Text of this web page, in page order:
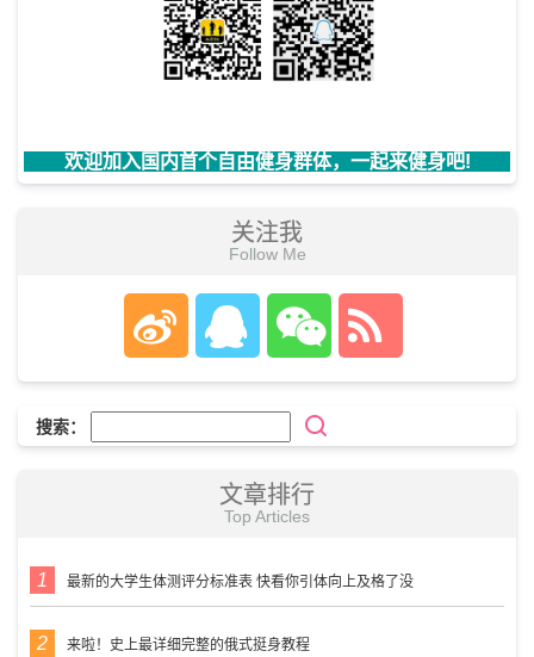
欢迎加入国内首个自由健身群体，一起来健身吧!
关注我
Follow Me
搜索：
文章排行
Top Articles
最新的大学生体测评分标准表 快看你引体向上及格了没
来啦！史上最详细完整的俄式挺身教程